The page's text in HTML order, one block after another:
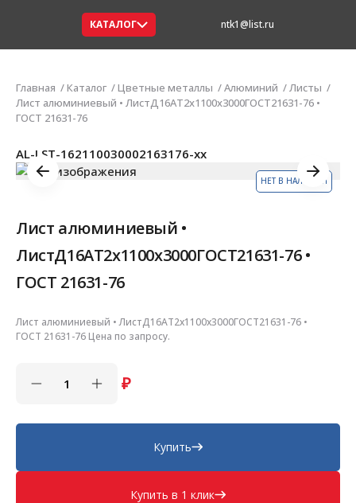
КАТАЛОГ ntk1@list.ru
Главная Каталог Цветные металлы Алюминий
Листы
Лист алюминиевый • ЛистД16АТ2х1100х3000ГОСТ21631-76 •
ГОСТ 21631-76
НЕТ В НАЛИЧИИ
AL-LST-162110030002163176-xx
Лист алюминиевый •
ЛистД16АТ2х1100х3000ГОСТ21631-76 •
ГОСТ 21631-76
Лист алюминиевый • ЛистД16АТ2х1100х3000ГОСТ21631-76 •
ГОСТ 21631-76 Цена по запросу.
₽
Купить
Купить в 1 клик